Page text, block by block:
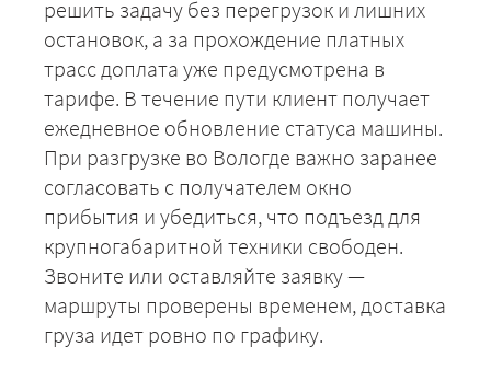
решить задачу без перегрузок и лишних
остановок, а за прохождение платных
трасс доплата уже предусмотрена в
тарифе. В течение пути клиент получает
ежедневное обновление статуса машины.
При разгрузке во Вологде важно заранее
согласовать с получателем окно
прибытия и убедиться, что подъезд для
крупногабаритной техники свободен.
Звоните или оставляйте заявку —
маршруты проверены временем, доставка
груза идет ровно по графику.
+7 (499) 520-05-23